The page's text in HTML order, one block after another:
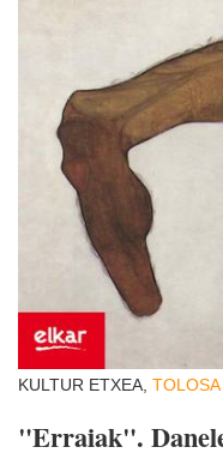
KULTUR ETXEA, TOLOSA
"Erraiak".